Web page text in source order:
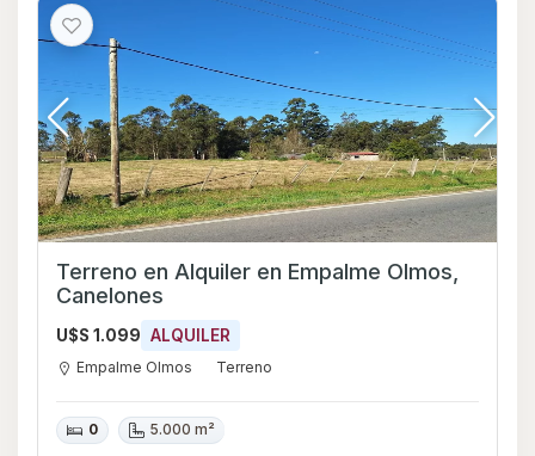
Terreno en Alquiler en Empalme Olmos,
Canelones
U$S 1.099 ALQUILER
Empalme Olmos Terreno
0 5.000 m²